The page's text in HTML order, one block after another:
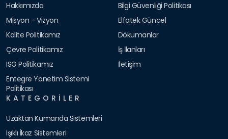
Hakkımızda
Misyon - Vizyon
Kalite Politikamız
Çevre Politikamız
ISG Politikamız
Entegre Yönetim Sistemi
Politikası
Bilgi Güvenliği Politikası
Elfatek Güncel
Dökümanlar
İş İlanları
İletişim
KATEGORILER
Uzaktan Kumanda Sistemleri
Işıklı İkaz Sistemleri